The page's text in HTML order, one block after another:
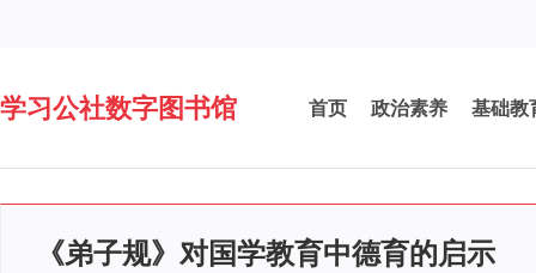
学习公社数字图书馆 首页 政治素养 基础教
《弟子规》对国学教育中德育的启示